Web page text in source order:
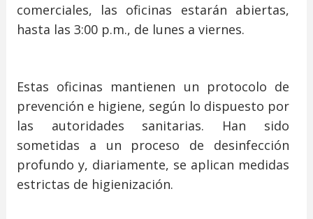
comerciales, las oficinas estarán abiertas,
hasta las 3:00 p.m., de lunes a viernes.
Estas oficinas mantienen un protocolo de
prevención e higiene, según lo dispuesto por
las autoridades sanitarias. Han sido
sometidas a un proceso de desinfección
profundo y, diariamente, se aplican medidas
estrictas de higienización.